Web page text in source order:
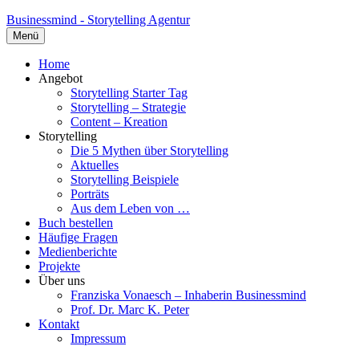
Businessmind - Storytelling Agentur
Menü
Home
Angebot
Storytelling Starter Tag
Storytelling – Strategie
Content – Kreation
Storytelling
Die 5 Mythen über Storytelling
Aktuelles
Storytelling Beispiele
Porträts
Aus dem Leben von …
Buch bestellen
Häufige Fragen
Medienberichte
Projekte
Über uns
Franziska Vonaesch – Inhaberin Businessmind
Prof. Dr. Marc K. Peter
Kontakt
Impressum